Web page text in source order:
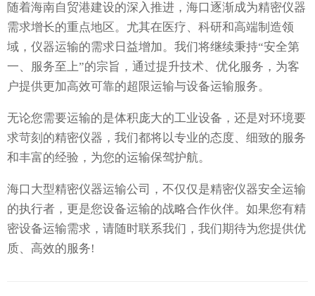
随着海南自贸港建设的深入推进，海口逐渐成为精密仪器
需求增长的重点地区。尤其在医疗、科研和高端制造领
域，仪器运输的需求日益增加。我们将继续秉持“安全第
一、服务至上”的宗旨，通过提升技术、优化服务，为客
户提供更加高效可靠的超限运输与设备运输服务。
无论您需要运输的是体积庞大的工业设备，还是对环境要
求苛刻的精密仪器，我们都将以专业的态度、细致的服务
和丰富的经验，为您的运输保驾护航。
海口大型精密仪器运输公司，不仅仅是精密仪器安全运输
的执行者，更是您设备运输的战略合作伙伴。如果您有精
密设备运输需求，请随时联系我们，我们期待为您提供优
质、高效的服务!